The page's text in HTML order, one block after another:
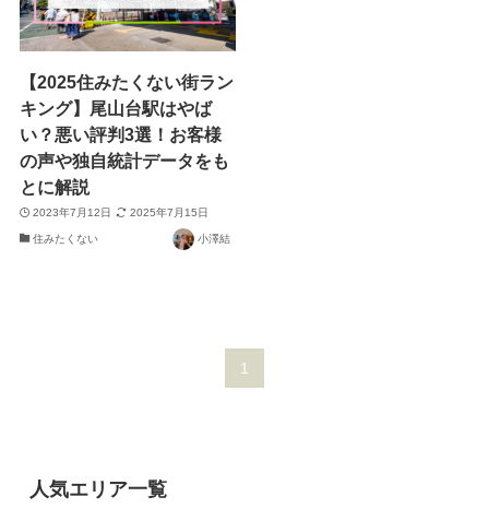
【2025住みたくない街ラン
キング】尾山台駅はやば
い？悪い評判3選！お客様
の声や独自統計データをも
とに解説
2023年7月12日 2025年7月15日
住みたくない 小澤結
1
人気エリア一覧